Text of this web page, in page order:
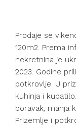
Prodaje se
120m2. Prema
nekretnina je
2023. Godine
potkrovlje. U
kuhinja i
boravak, manja
Prizemlje i